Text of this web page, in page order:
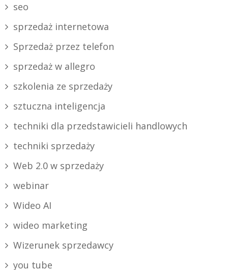
seo
sprzedaż internetowa
Sprzedaż przez telefon
sprzedaż w allegro
szkolenia ze sprzedaży
sztuczna inteligencja
techniki dla przedstawicieli handlowych
techniki sprzedaży
Web 2.0 w sprzedaży
webinar
Wideo AI
wideo marketing
Wizerunek sprzedawcy
you tube